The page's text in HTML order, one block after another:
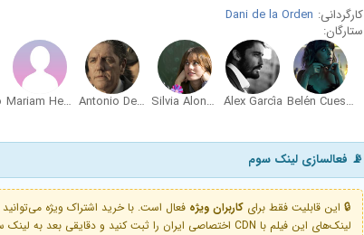
کارگردانی: Dani de la Orden
ستارگان:
Belén Cuesta
Álex García
Silvia Alonso
Antonio Dechent
Mariam Hernández
📡 فعالسازی لینک سوم
🔒 این قابلیت فقط برای کاربران ویژه
لینک‌های این فیلم با CDN اختصاصی ایران را ثبت کنید و دقایقی بعد به لینک سوم آن دسترسی خواهید داشت